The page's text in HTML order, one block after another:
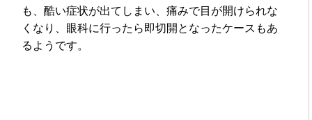
も、酷い症状が出てしまい、痛みで目が開けられな
くなり、眼科に行ったら即切開となったケースもあ
るようです。